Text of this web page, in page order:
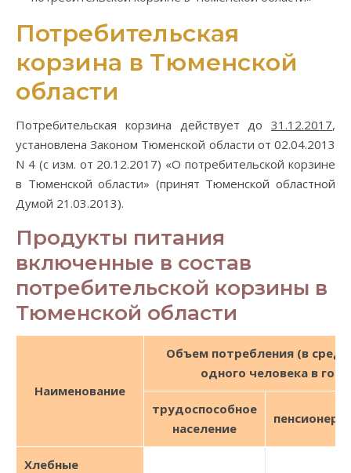
Потребительская
корзина в Тюменской
области
Потребительская корзина действует до 31.12.2017,
установлена Законом Тюменской области от 02.04.2013
N 4 (с изм. от 20.12.2017) «О потребительской корзине
в Тюменской области» (принят Тюменской областной
Думой 21.03.2013).
Продукты питания
включенные в состав
потребительской корзины в
Тюменской области
Наименование
Объем потребления (в
одного человека в год)
трудоспособное
население
пенсионеры
Хлебные